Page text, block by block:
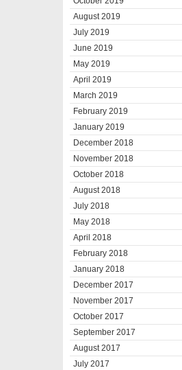
August 2019
July 2019
June 2019
May 2019
April 2019
March 2019
February 2019
January 2019
December 2018
November 2018
October 2018
August 2018
July 2018
May 2018
April 2018
February 2018
January 2018
December 2017
November 2017
October 2017
September 2017
August 2017
July 2017